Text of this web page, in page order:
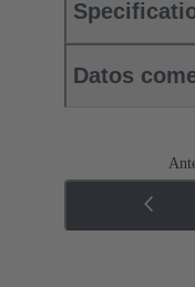
Datos